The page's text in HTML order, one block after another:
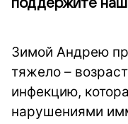
поддержите наш
Зимой Андрею
тяжело –
инфекцию,
нарушениями